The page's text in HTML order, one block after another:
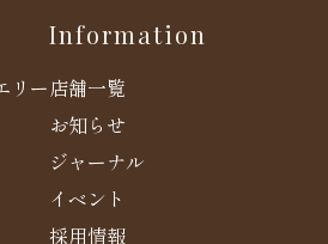
リー
Information
店舗一覧
お知らせ
ジャーナル
イベント
採用情報